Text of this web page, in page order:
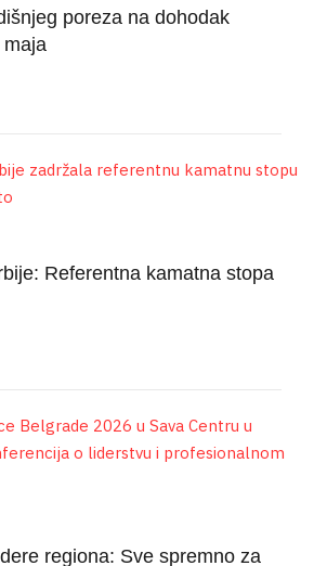
poreza na dohodak
maja
Referentna kamatna stopa
regiona: Sve spremno za